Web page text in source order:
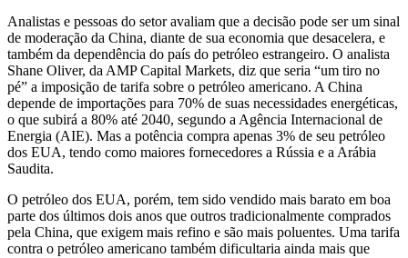
Analistas e pessoas do setor avaliam que a decisão pode ser um sinal
de moderação da China, diante de sua economia que desacelera, e
também da dependência do país do petróleo estrangeiro. O analista
Shane Oliver, da AMP Capital Markets, diz que seria “um tiro no
pé” a imposição de tarifa sobre o petróleo americano. A China
depende de importações para 70% de suas necessidades energéticas,
o que subirá a 80% até 2040, segundo a Agência Internacional de
Energia (AIE). Mas a potência compra apenas 3% de seu petróleo
dos EUA, tendo como maiores fornecedores a Rússia e a Arábia
Saudita.
O petróleo dos EUA, porém, tem sido vendido mais barato em boa
parte dos últimos dois anos que outros tradicionalmente comprados
pela China, que exigem mais refino e são mais poluentes. Uma tarifa
contra o petróleo americano também dificultaria ainda mais que